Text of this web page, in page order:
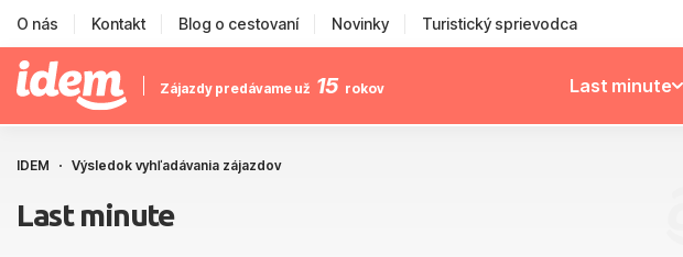
O nás Kontakt Blog o cestovaní Novinky Turistický sprievodca
Zájazdy predávame už 15 rokov Last minute
IDEM Výsledok vyhľadávania zájazdov
Last minute